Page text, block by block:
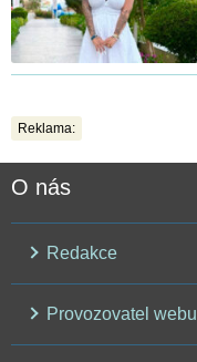
Reklama:
O nás
Redakce
Provozovatel webu